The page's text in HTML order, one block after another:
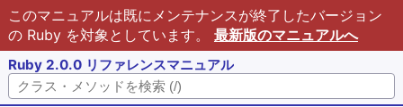
このマニュアルは既にメンテナンスが終了したバージョン
の Ruby を対象としています。 最新版のマニュアルへ
Ruby 2.0.0 リファレンスマニュアル